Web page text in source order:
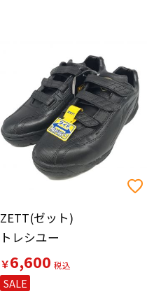
価格の安い順
価格の高い順
ZETT(ゼット)
トレシユー
￥6,600
SALE